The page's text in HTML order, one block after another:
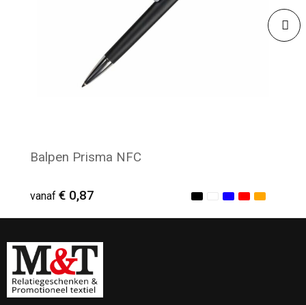
Balpen Prisma NFC
vanaf € 0,87
Minimale afname: 80